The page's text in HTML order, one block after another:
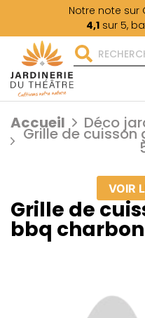
Notre note sur
4,1 sur 5,
Accueil Déco
Grille de
VOIR
Grille de
bbq